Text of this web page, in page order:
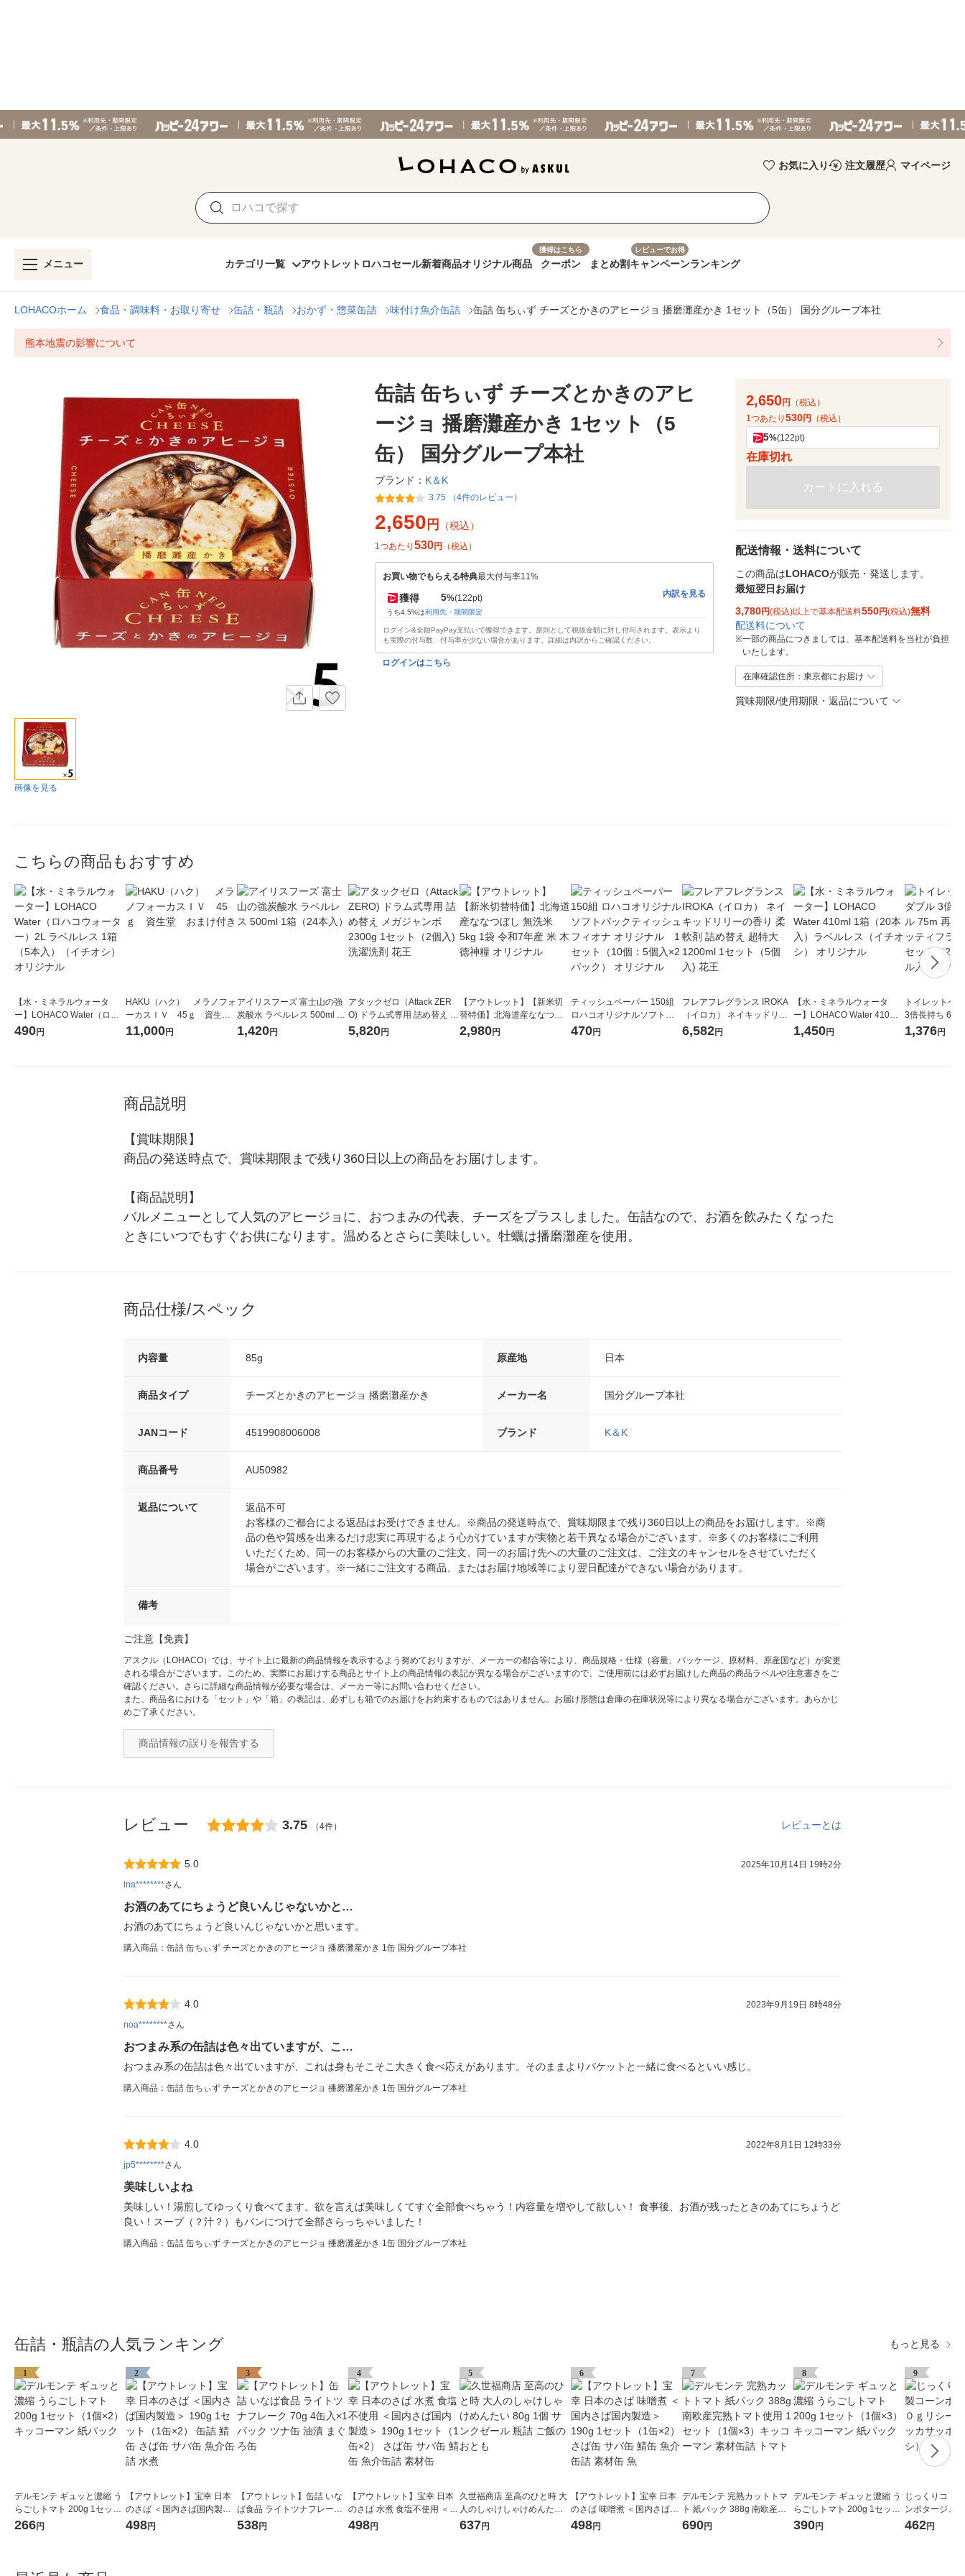
お気に入り 注文履歴 マイページ
メニュー カテゴリ一覧 アウトレット ロハコセール新着商品オリジナル商品
獲得はこちら
クーポン まとめ割
レビューでお得
キャンペーンランキング
LOHACOホーム 食品・調味料・お取り寄せ 缶詰・瓶詰 おかず・惣菜缶詰 味付け魚介缶詰 缶詰 缶ちぃず チーズとかきのアヒージョ 播磨灘産かき 1セット（5缶） 国分グループ本社
熊本地震の影響について
画像を見る
缶詰 缶ちぃず チーズとかきのアヒ
ージョ 播磨灘産かき 1セット（5
缶） 国分グループ本社
ブランド： K＆K
3.75 （4件のレビュー）
2,650 円 （税込）
1つあたり 530円 （税込）
お買い物でもらえる特典最大付与率11%
獲得 5%(122pt)
うち4.5%は利用先・期間限定
内訳を見る
ログイン&全額PayPay支払いで獲得できます。原則として税抜金額に対し付与されます。表示より
も実際の付与数、付与率が少ない場合があります。詳細は内訳からご確認ください。
ログインはこちら
2,650円
（税込）
1つあたり 530円 （税込）
5%(122pt)
在庫切れ
カートに入れる
配送情報・送料について
この商品はLOHACOが販売・発送します。
最短翌日お届け
3,780円(税込)以上で基本配送料550円(税込)無料
配送料について
※一部の商品につきましては、基本配送料を当社が負担
いたします。
在庫確認住所：東京都にお届け
賞味期限/使用期限・返品について
こちらの商品もおすすめ
【水・ミネラルウォータ
ー】LOHACO Water（ロハ
コウォーター）2L ラベルレ
490円
HAKU（ハク） メラノフォ
ーカスＩＶ 45ｇ 資生
堂 おまけ付き
11,000円
アイリスフーズ 富士山の強
炭酸水 ラベルレス 500ml 1
箱（24本入）
1,420円
アタックゼロ（Attack ZER
O) ドラム式専用 詰め替え メ
ガジャンボ 2300g 1セット
5,820円
【アウトレット】【新米切
替特価】北海道産ななつぼ
し 無洗米 5kg 1袋 令和7年産
2,980円
ティッシュペーパー 150組
ロハコオリジナルソフトパ
ックティッシュ フィオナ オ
470円
フレアフレグランス IROKA
（イロカ） ネイキッドリリ
ーの香り 柔軟剤 詰め替え 超
6,582円
【水・ミネラルウォータ
ー】LOHACO Water 410ml
1箱（20本入）ラベルレス
1,450円
トイレットペ
3倍長持ち 6ロール
紙配合 スコッ
1,376円
商品説明
【賞味期限】
商品の発送時点で、賞味期限まで残り360日以上の商品をお届けします。
【商品説明】
バルメニューとして人気のアヒージョに、おつまみの代表、チーズをプラスしました。缶詰なので、お酒を飲みたくなった
ときにいつでもすぐお供になります。温めるとさらに美味しい。牡蠣は播磨灘産を使用。
商品仕様/スペック
内容量 85g 原産地 日本
商品タイプ チーズとかきのアヒージョ 播磨灘産かき メーカー名 国分グループ本社
JANコード 4519908006008 ブランド K＆K
商品番号 AU50982
返品について
返品不可
お客様のご都合による返品はお受けできません。※商品の発送時点で、賞味期限まで残り360日以上の商品をお届けします。※商
品の色や質感を出来るだけ忠実に再現するよう心がけていますが実物と若干異なる場合がございます。※多くのお客様にご利用
いただくため、同一のお客様からの大量のご注文、同一のお届け先への大量のご注文は、ご注文のキャンセルをさせていただく
場合がございます。※一緒にご注文する商品、またはお届け地域等により翌日配達ができない場合があります。
備考
ご注意【免責】
アスクル（LOHACO）では、サイト上に最新の商品情報を表示するよう努めておりますが、メーカーの都合等により、商品規格・仕様（容量、パッケージ、原材料、原産国など）が変更
される場合がございます。このため、実際にお届けする商品とサイト上の商品情報の表記が異なる場合がございますので、ご使用前には必ずお届けした商品の商品ラベルや注意書きをご
確認ください。さらに詳細な商品情報が必要な場合は、メーカー等にお問い合わせください。
また、商品名における「セット」や「箱」の表記は、必ずしも箱でのお届けをお約束するものではありません。お届け形態は倉庫の在庫状況等により異なる場合がございます。あらかじ
めご了承ください。
商品情報の誤りを報告する
レビュー 3.75 （4件） レビューとは
5.0
2025年10月14日 19時2分
lna********さん
お酒のあてにちょうど良いんじゃないかと…
お酒のあてにちょうど良いんじゃないかと思います。
購入商品：缶詰 缶ちぃず チーズとかきのアヒージョ 播磨灘産かき 1缶 国分グループ本社
4.0
2023年9月19日 8時48分
noa********さん
おつまみ系の缶詰は色々出ていますが、こ…
おつまみ系の缶詰は色々出ていますが、これは身もそこそこ大きく食べ応えがあります。そのままよりバケットと一緒に食べるといい感じ。
購入商品：缶詰 缶ちぃず チーズとかきのアヒージョ 播磨灘産かき 1缶 国分グループ本社
4.0
2022年8月1日 12時33分
jp5********さん
美味しいよね
美味しい！湯煎してゆっくり食べてます。欲を言えば美味しくてすぐ全部食べちゃう！内容量を増やして欲しい！ 食事後、お酒が残ったときのあてにちょうど
良い！スープ（？汁？）もパンにつけて全部さらっちゃいました！
購入商品：缶詰 缶ちぃず チーズとかきのアヒージョ 播磨灘産かき 1缶 国分グループ本社
缶詰・瓶詰の人気ランキング もっと見る
1
デルモンテ ギュッと濃縮 う
らごしトマト 200g 1セット
（1個×2）キッコーマン 紙
266円
2
【アウトレット】宝幸 日本
のさば ＜国内さば国内製造
＞ 190g 1セット（1缶×2）
498円
3
【アウトレット】缶詰 いな
ば食品 ライトツナフレーク
70g 4缶入×1パック ツナ缶
538円
4
【アウトレット】宝幸 日本
のさば 水煮 食塩不使用 ＜国
内さば国内製造＞ 190g 1セ
498円
5
久世福商店 至高のひと時 大
人のしゃけしゃけめんたい 8
0g 1個 サンクゼール 瓶詰 ご
637円
6
【アウトレット】宝幸 日本
のさば 味噌煮 ＜国内さば国
内製造＞ 190g 1セット（1
498円
7
デルモンテ 完熟カットトマ
ト 紙パック 388g 南欧産完
熟トマト使用 1セット（1個
690円
8
デルモンテ ギュッと濃縮 う
らごしトマト 200g 1セット
（1個×3）キッコーマン 紙
390円
9
じっくりコト
ンポタージュ
ール缶 3缶 ポ
462円